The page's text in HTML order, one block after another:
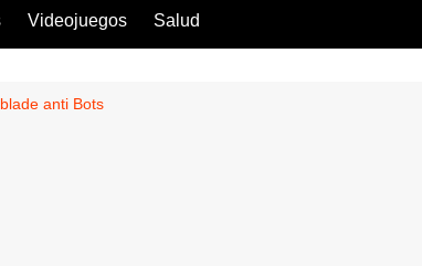
Videojuegos Salud
anti Bots